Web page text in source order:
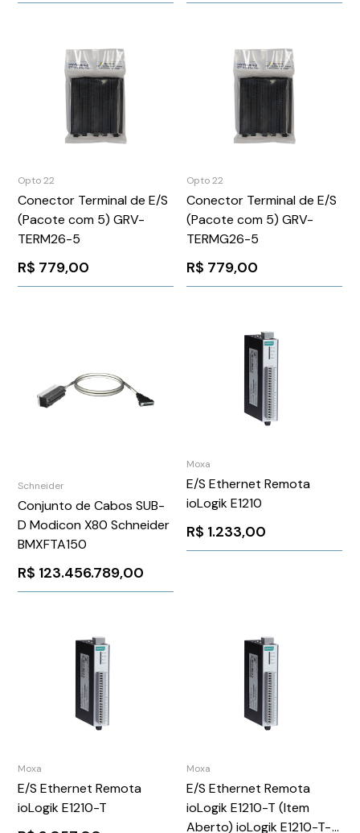
Opto 22
Conector Terminal de E/S
(Pacote com 5) GRV-
TERM26-5
R$ 779,00
Opto 22
Conector Terminal de E/S
(Pacote com 5) GRV-
TERMG26-5
R$ 779,00
Schneider
Conjunto de Cabos SUB-
D Modicon X80 Schneider
BMXFTA150
R$ 123.456.789,00
Moxa
E/S Ethernet Remota
ioLogik E1210
R$ 1.233,00
Moxa
E/S Ethernet Remota
ioLogik E1210-T
Moxa
E/S Ethernet Remota
ioLogik E1210-T (Item
Aberto) ioLogik E1210-T-